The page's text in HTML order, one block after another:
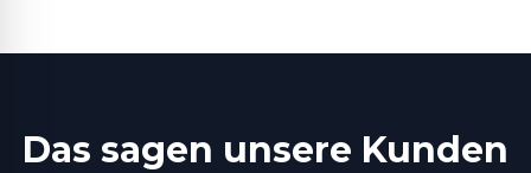
Das sagen unsere Kunden